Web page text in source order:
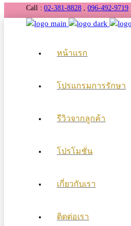
Call :02-381-8828 ,096-492-9719
หน้าแรก
โปรแกรมการรักษา
รีวิวจากลูกค้า
โปรโมชั่น
เกี่ยวกับเรา
ติดต่อเรา